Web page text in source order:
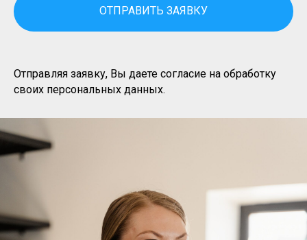
ОТПРАВИТЬ ЗАЯВКУ
Отправляя заявку, Вы даете согласие на обработку
своих персональных данных.